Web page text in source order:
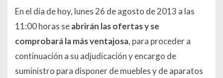
En el día de hoy, lunes 26 de agosto de 2013 a las
11:00 horas seabrirán las ofertas y se
comprobará la más ventajosa, para proceder a
continuación a su adjudicación y encargo de
suministro para disponer de muebles y de aparatos